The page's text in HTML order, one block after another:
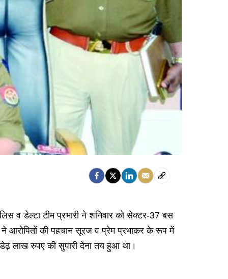
व डेल्टा टीम प्रभारी ने शनिवार को सेक्टर-37 बस
ने आरोपितों की पहचान सूरज व प्रेम प्रभाकर के रूप में
लाख रुपए की सुपारी देना तय हुआ था।